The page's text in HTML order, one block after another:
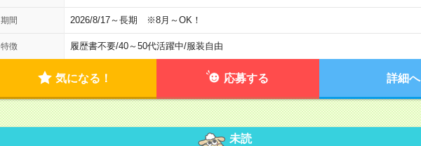
期間 2026/8/17～長期 ※8月～OK！
特徴 履歴書不要/40～50代活躍中/服装自由
気になる！ 応募する 詳細へ
未読